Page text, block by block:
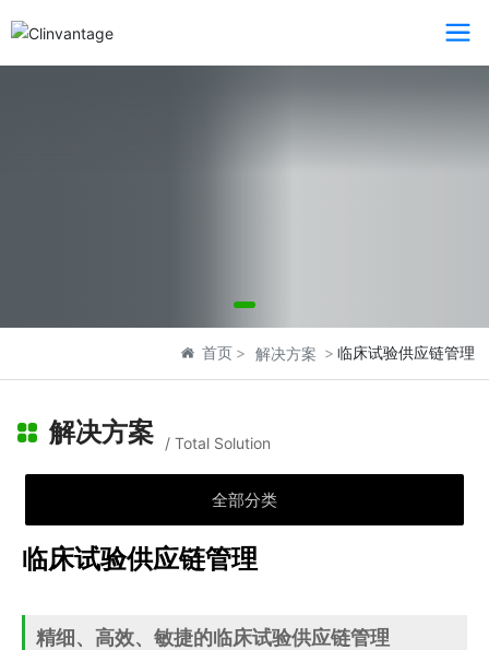
Clinvantage
首页 解决方案 临床试验供应链管理
解决方案 / Total Solution
全部分类
临床试验供应链管理
精细、高效、敏捷的临床试验供应链管理